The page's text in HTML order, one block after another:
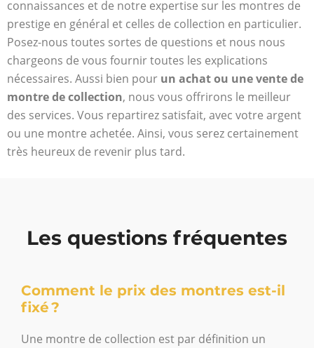
connaissances et de notre expertise sur les montres de
prestige en général et celles de collection en particulier.
Posez-nous toutes sortes de questions et nous nous
chargeons de vous fournir toutes les explications
nécessaires. Aussi bien pour un achat ou une vente de
montre de collection, nous vous offrirons le meilleur
des services. Vous repartirez satisfait, avec votre argent
ou une montre achetée. Ainsi, vous serez certainement
très heureux de revenir plus tard.
Les questions fréquentes
Comment le prix des montres est-il
fixé ?
Une montre de collection est par définition un